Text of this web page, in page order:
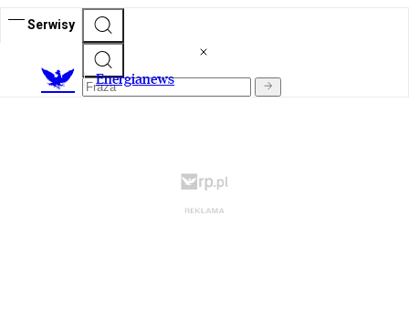
Serwisy
Energianews